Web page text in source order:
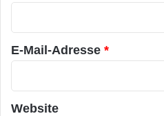
r
*
E-Mail-Adresse *
Website